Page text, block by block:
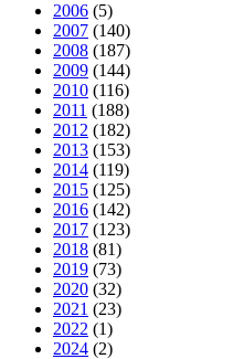
2006 (5)
2007 (140)
2008 (187)
2009 (144)
2010 (116)
2011 (188)
2012 (182)
2013 (153)
2014 (119)
2015 (125)
2016 (142)
2017 (123)
2018 (81)
2019 (73)
2020 (32)
2021 (23)
2022 (1)
2024 (2)